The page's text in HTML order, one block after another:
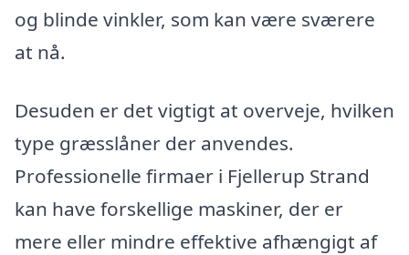
og blinde vinkler, som kan være sværere
at nå.
Desuden er det vigtigt at overveje, hvilken
type græsslåner der anvendes.
Professionelle firmaer i Fjellerup Strand
kan have forskellige maskiner, der er
mere eller mindre effektive afhængigt af